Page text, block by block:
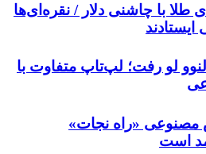
با چاشنی دلار / نقره‌ای‌ها
لو رفت؛ لپ‌تاپ متفاوت با
مصنوعی «راه نجات»
است